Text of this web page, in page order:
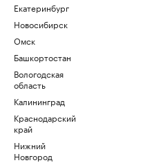
Екатеринбург
Новосибирск
Омск
Башкортостан
Вологодская
область
Калининград
Краснодарский
край
Нижний
Новгород